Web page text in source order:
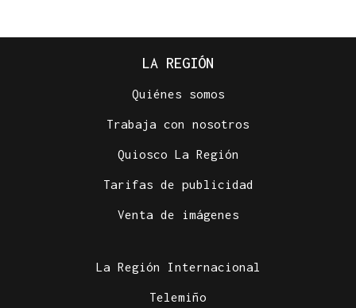
LA REGIÓN
Quiénes somos
Trabaja con nosotros
Quiosco La Región
Tarifas de publicidad
Venta de imágenes
La Región Internacional
Telemiño